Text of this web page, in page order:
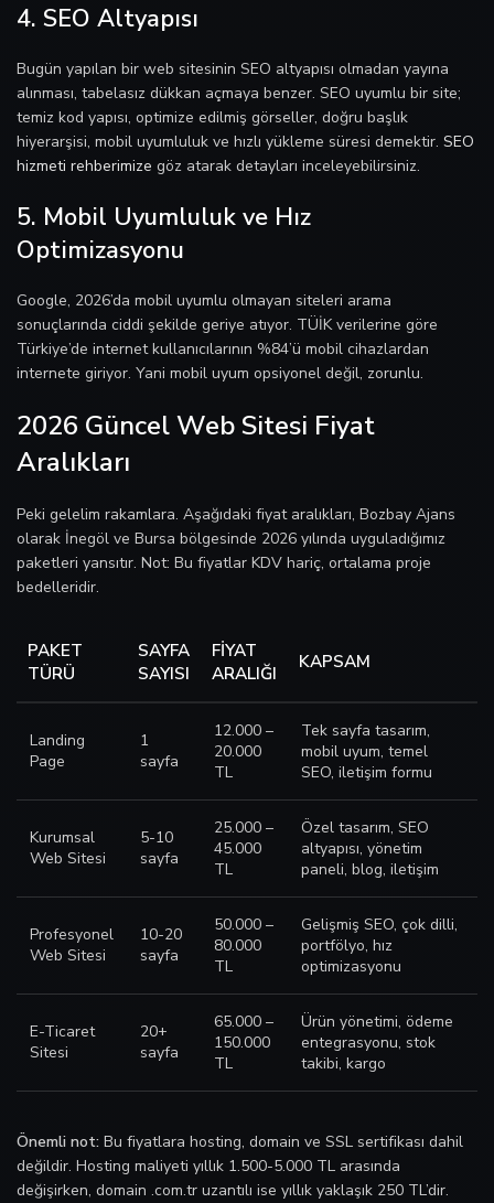
4. SEO Altyapısı
Bugün yapılan bir web sitesinin SEO altyapısı olmadan yayına
alınması, tabelasız dükkan açmaya benzer. SEO uyumlu bir site;
temiz kod yapısı, optimize edilmiş görseller, doğru başlık
hiyerarşisi, mobil uyumluluk ve hızlı yükleme süresi demektir. SEO
hizmeti rehberimize göz atarak detayları inceleyebilirsiniz.
5. Mobil Uyumluluk ve Hız
Optimizasyonu
Google, 2026’da mobil uyumlu olmayan siteleri arama
sonuçlarında ciddi şekilde geriye atıyor. TÜİK verilerine göre
Türkiye’de internet kullanıcılarının %84’ü mobil cihazlardan
internete giriyor. Yani mobil uyum opsiyonel değil, zorunlu.
2026 Güncel Web Sitesi Fiyat
Aralıkları
Peki gelelim rakamlara. Aşağıdaki fiyat aralıkları, Bozbay Ajans
olarak İnegöl ve Bursa bölgesinde 2026 yılında uyguladığımız
paketleri yansıtır. Not: Bu fiyatlar KDV hariç, ortalama proje
bedelleridir.
PAKET
TÜRÜ
SAYFA
SAYISI
FIYAT
ARALIĞI
KAPSAM
Landing
Page
1
sayfa
12.000 –
20.000
TL
Tek sayfa tasarım,
mobil uyum, temel
SEO, iletişim formu
Kurumsal
Web Sitesi
5-10
sayfa
25.000 –
45.000
TL
Özel tasarım, SEO
altyapısı, yönetim
paneli, blog, iletişim
Profesyonel
Web Sitesi
10-20
sayfa
50.000 –
80.000
TL
Gelişmiş SEO, çok dilli,
portfölyo, hız
optimizasyonu
E-Ticaret
Sitesi
20+
sayfa
65.000 –
150.000
TL
Ürün yönetimi, ödeme
entegrasyonu, stok
takibi, kargo
Önemli not: Bu fiyatlara hosting, domain ve SSL sertifikası dahil
değildir. Hosting maliyeti yıllık 1.500-5.000 TL arasında
değişirken, domain .com.tr uzantılı ise yıllık yaklaşık 250 TL’dir.